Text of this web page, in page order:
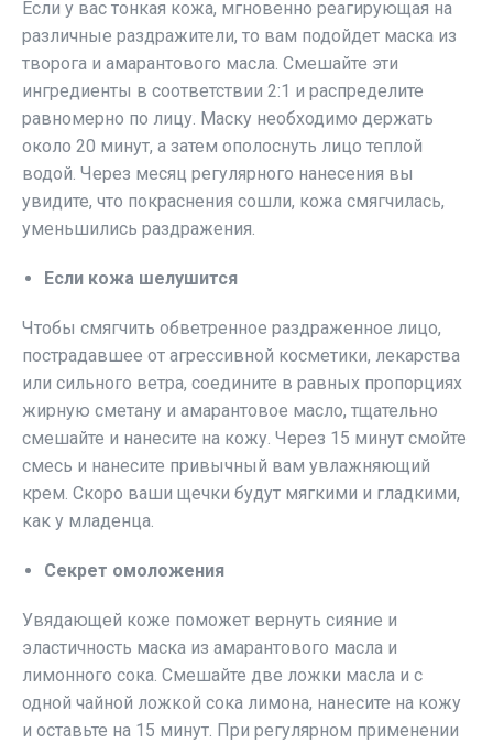
Если у вас тонкая кожа, мгновенно реагирующая на
различные раздражители, то вам подойдет маска из
творога и амарантового масла. Смешайте эти
ингредиенты в соответствии 2:1 и распределите
равномерно по лицу. Маску необходимо держать
около 20 минут, а затем ополоснуть лицо теплой
водой. Через месяц регулярного нанесения вы
увидите, что покраснения сошли, кожа смягчилась,
уменьшились раздражения.
Если кожа шелушится
Чтобы смягчить обветренное раздраженное лицо,
пострадавшее от агрессивной косметики, лекарства
или сильного ветра, соедините в равных пропорциях
жирную сметану и амарантовое масло, тщательно
смешайте и нанесите на кожу. Через 15 минут смойте
смесь и нанесите привычный вам увлажняющий
крем. Скоро ваши щечки будут мягкими и гладкими,
как у младенца.
Секрет омоложения
Увядающей коже поможет вернуть сияние и
эластичность маска из амарантового масла и
лимонного сока. Смешайте две ложки масла и с
одной чайной ложкой сока лимона, нанесите на кожу
и оставьте на 15 минут. При регулярном применении